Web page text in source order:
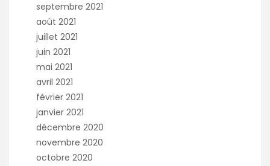
septembre 2021
août 2021
juillet 2021
juin 2021
mai 2021
avril 2021
février 2021
janvier 2021
décembre 2020
novembre 2020
octobre 2020